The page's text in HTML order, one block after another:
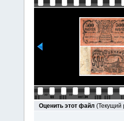
Оценить этот файл (Текущий